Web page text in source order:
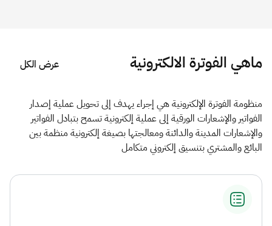
الإقرار الضريبي
التصرفات العقارية
ماهي الفوترة الالكترونية عرض الكل
منظومة الفوترة الإلكترونية هي إجراء يهدف إلى تحويل عملية إصدار
الفواتير والإشعارات الورقية إلى عملية إلكترونية تسمح بتبادل الفواتير
والإشعارات المدينة والدائنة ومعالجتها بصيغة إلكترونية​​ منظمة بين
البائع والمشتري بتنسيق إلكتروني متكامل